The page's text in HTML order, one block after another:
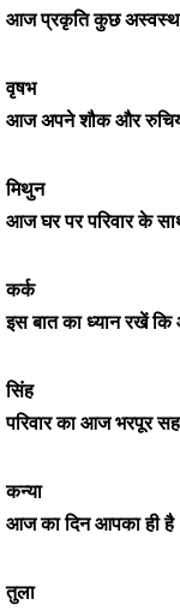
आज प्रकृति कुछ अस्वस्थ
वृषभ
आज अपने शौक और
मिथुन
आज घर पर परिवार के
कर्क
इस बात का ध्यान रखें
सिंह
परिवार का आज भरपूर
कन्या
आज का दिन आपका ही
तुला